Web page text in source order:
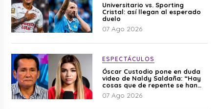
Universitario vs. Sporting
Cristal: así llegan al esperado
duelo
07 Ago 2026
ESPECTÁCULOS
Óscar Custodio pone en duda
video de Naldy Saldaña: “Hay
cosas que de repente se han
editado”
07 Ago 2026